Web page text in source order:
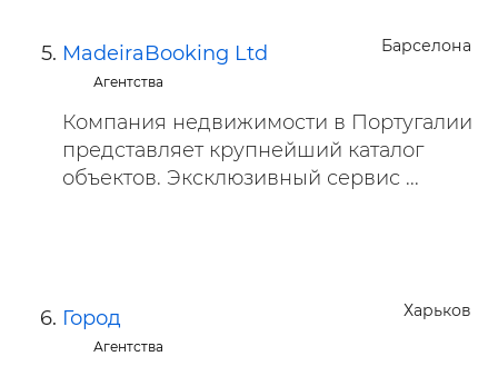
Барселона
MadeiraBooking Ltd
Агентства
Компания недвижимости в Португалии
представляет крупнейший каталог
объектов. Эксклюзивный сервис ...
Харьков
Город
Агентства